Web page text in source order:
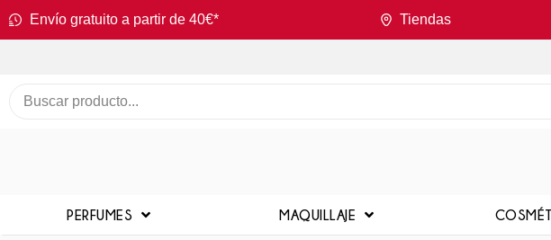
Envío gratuito a partir de 40€* Tiendas
PERFUMES MAQUILLAJE